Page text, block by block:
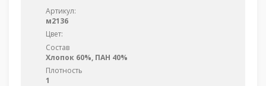
Артикул:
м2136
Цвет:
Состав
Хлопок 60%, ПАН 40%
Плотность
1